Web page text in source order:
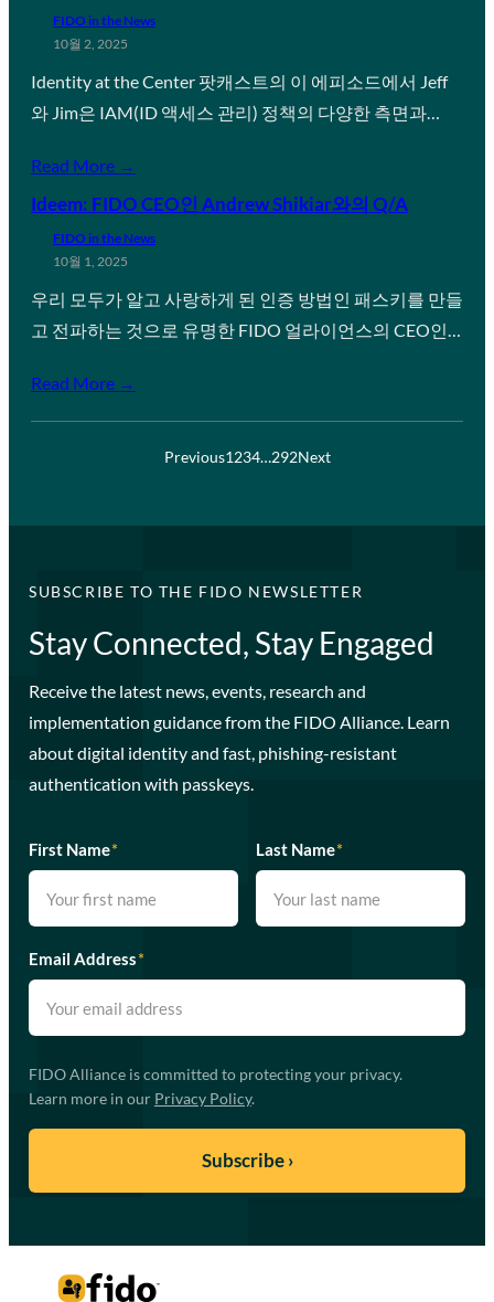
FIDO in the News
10월 2, 2025
Identity at the Center 팟캐스트의 이 에피소드에서 Jeff
와 Jim은 IAM(ID 액세스 관리) 정책의 다양한 측면과…
Read More →
Ideem: FIDO CEO인 Andrew Shikiar와의 Q/A
FIDO in the News
10월 1, 2025
우리 모두가 알고 사랑하게 된 인증 방법인 패스키를 만들
고 전파하는 것으로 유명한 FIDO 얼라이언스의 CEO인…
Read More →
Previous1234…292Next
SUBSCRIBE TO THE FIDO NEWSLETTER
Stay Connected, Stay Engaged
Receive the latest news, events, research and
implementation guidance from the FIDO Alliance. Learn
about digital identity and fast, phishing-resistant
authentication with passkeys.
First Name* Last Name*
Email Address*
FIDO Alliance is committed to protecting your privacy.
Learn more in our Privacy Policy.